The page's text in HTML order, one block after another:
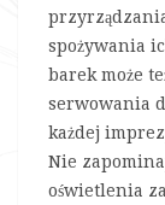
spożywania
barek może
serwowania
każdej
Nie
oświetlenia